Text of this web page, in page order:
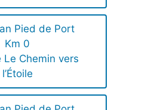
Pied de Port
Km 0
Le Chemin vers
l’Étoile